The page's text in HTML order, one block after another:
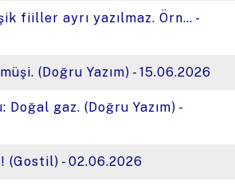
fiiller ayrı yazılmaz. Örn… -
(Doğru Yazım) - 15.06.2026
Doğal gaz. (Doğru Yazım) -
(Gostil) - 02.06.2026